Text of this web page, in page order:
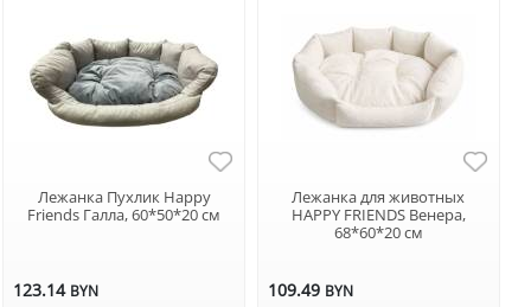
Лежанка Пухлик Happy
Friends Галла, 60*50*20 см
123.14 BYN
Лежанка для животных
HAPPY FRIENDS Венера,
68*60*20 см
109.49 BYN